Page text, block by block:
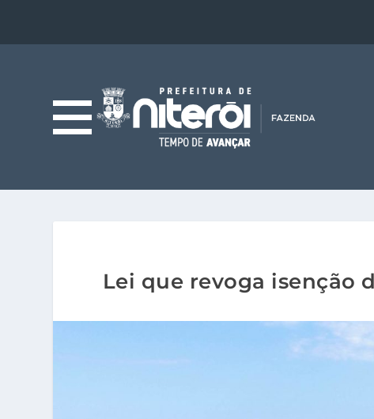
Lei que revoga isenção